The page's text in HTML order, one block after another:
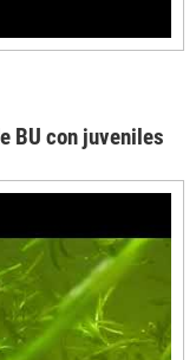
BU con juveniles